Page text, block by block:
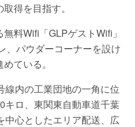
得を目指す。
料Wifi「GLPゲストWifi」
、パウダーコーナーを設け
ている。
内の工業団地の一角に位
キロ、東関東自動車道千葉
中心としたエリア配送、広